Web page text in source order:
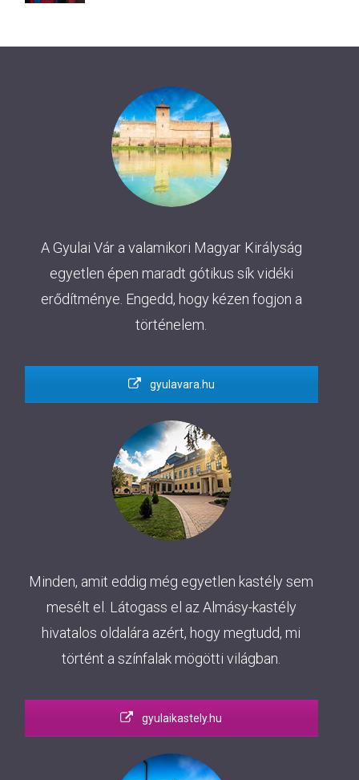
A Gyulai Vár a valamikori Magyar Királyság
egyetlen épen maradt gótikus sík vidéki
erődítménye. Engedd, hogy kézen fogjon a
történelem.
gyulavara.hu
Minden, amit eddig még egyetlen kastély sem
mesélt el. Látogass el az Almásy-kastély
hivatalos oldalára azért, hogy megtudd, mi
történt a színfalak mögötti világban.
gyulaikastely.hu